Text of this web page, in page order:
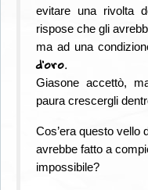
evitare una rivolta
rispose che gli
ma ad una
d’oro.
Giasone accettò,
paura crescergli
Cos’era questo vello
avrebbe fatto a
impossibile?